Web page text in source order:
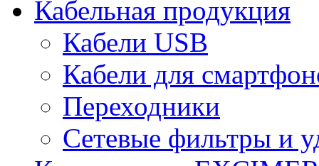
Кабельная продукция
Кабели USB
Кабели для
Переходники
Сетевые фильтры и